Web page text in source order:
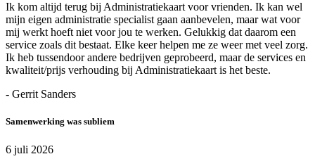
Ik kom altijd terug bij Administratiekaart voor vrienden. Ik kan wel
mijn eigen administratie specialist gaan aanbevelen, maar wat voor
mij werkt hoeft niet voor jou te werken. Gelukkig dat daarom een
service zoals dit bestaat. Elke keer helpen me ze weer met veel zorg.
Ik heb tussendoor andere bedrijven geprobeerd, maar de services en
kwaliteit/prijs verhouding bij Administratiekaart is het beste.
- Gerrit Sanders
Samenwerking was subliem
6 juli 2026